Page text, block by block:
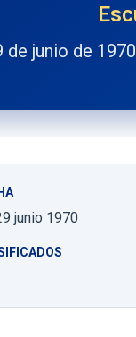
de junio de
junio 1970